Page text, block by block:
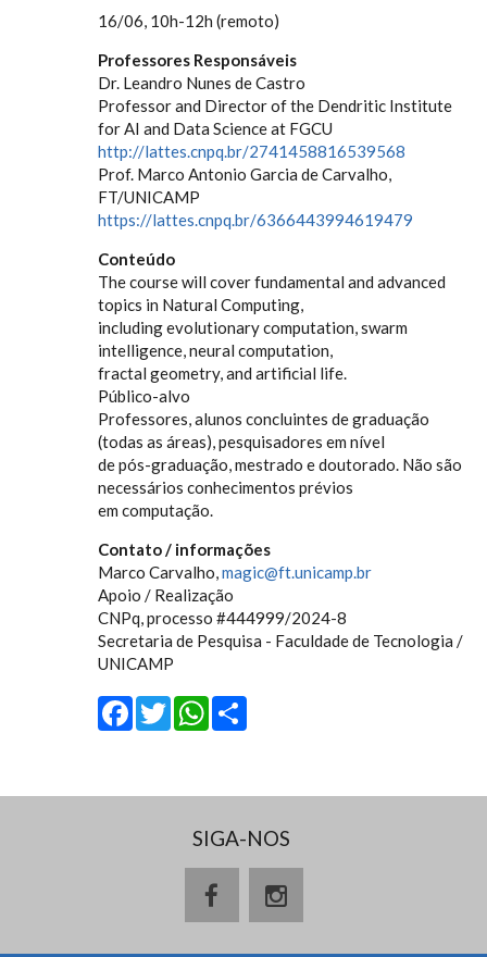
16/06, 10h-12h (remoto)
Professores Responsáveis
Dr. Leandro Nunes de Castro
Professor and Director of the Dendritic Institute
for AI and Data Science at FGCU
http://lattes.cnpq.br/2741458816539568
Prof. Marco Antonio Garcia de Carvalho,
FT/UNICAMP
https://lattes.cnpq.br/6366443994619479
Conteúdo
The course will cover fundamental and advanced
topics in Natural Computing,
including evolutionary computation, swarm
intelligence, neural computation,
fractal geometry, and artificial life.
Público-alvo
Professores, alunos concluintes de graduação
(todas as áreas), pesquisadores em nível
de pós-graduação, mestrado e doutorado. Não são
necessários conhecimentos prévios
em computação.
Contato / informações
Marco Carvalho,magic@ft.unicamp.br
Apoio / Realização
CNPq, processo #444999/2024-8
Secretaria de Pesquisa - Faculdade de Tecnologia /
UNICAMP
Facebook
Twitter
WhatsApp
SIGA-NOS